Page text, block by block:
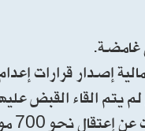
غامضة.
يتم القاء القبض
العمل مع الموساد أمس الاول.